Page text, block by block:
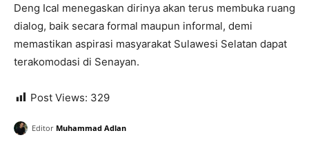
Deng Ical menegaskan dirinya akan terus membuka ruang
dialog, baik secara formal maupun informal, demi
memastikan aspirasi masyarakat Sulawesi Selatan dapat
terakomodasi di Senayan.
Post Views: 329
Editor Muhammad Adlan